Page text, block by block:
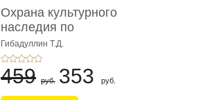
Охрана культурного
наследия по
европейскому п ...
Гибадуллин Т.Д.
459 руб. 353 руб.